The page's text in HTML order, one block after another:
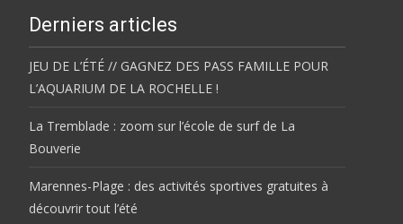
Derniers articles
JEU DE L’ÉTÉ // GAGNEZ DES PASS FAMILLE POUR
L’AQUARIUM DE LA ROCHELLE !
La Tremblade : zoom sur l’école de surf de La
Bouverie
Marennes-Plage : des activités sportives gratuites à
découvrir tout l’été